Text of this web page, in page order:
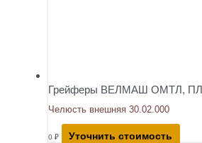
Грейферы ВЕЛМАШ ОМТЛ, ПЛ
Челюсть внешняя 30.02.000
0 ₽ Уточнить стоимость